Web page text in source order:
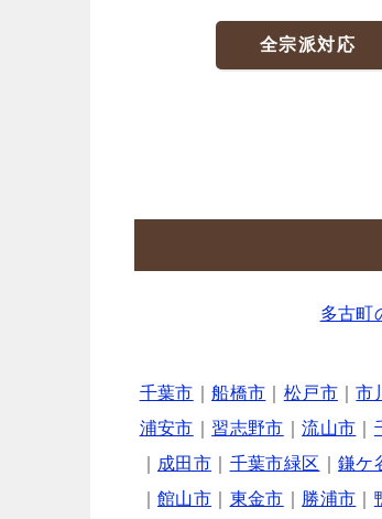
全宗派対応
多古町
千葉市 ｜船橋市 松戸市｜市
浦安市
習志野市 ｜流山市
成田市 千葉市緑区 鎌ケ
館山市 東金市 勝浦市